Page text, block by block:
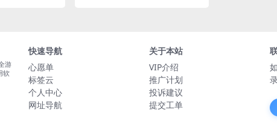
游
软
快速导航
心愿单
标签云
个人中心
网址导航
关于本站
VIP介绍
推广计划
投诉建议
提交工单